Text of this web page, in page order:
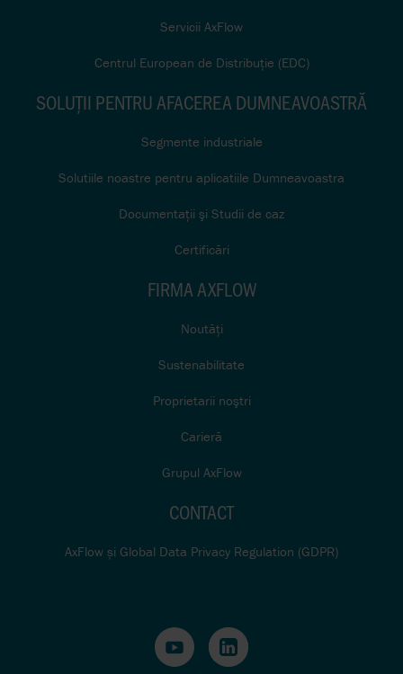
Servicii AxFlow
Centrul European de Distribuție (EDC)
SOLUŢII PENTRU AFACEREA DUMNEAVOASTRĂ
Segmente industriale
Solutiile noastre pentru aplicatiile Dumneavoastra
Documentaţii şi Studii de caz
Certificări
FIRMA AXFLOW
Noutăţi
Sustenabilitate
Proprietarii noştri
Carieră
Grupul AxFlow
CONTACT
AxFlow și Global Data Privacy Regulation (GDPR)